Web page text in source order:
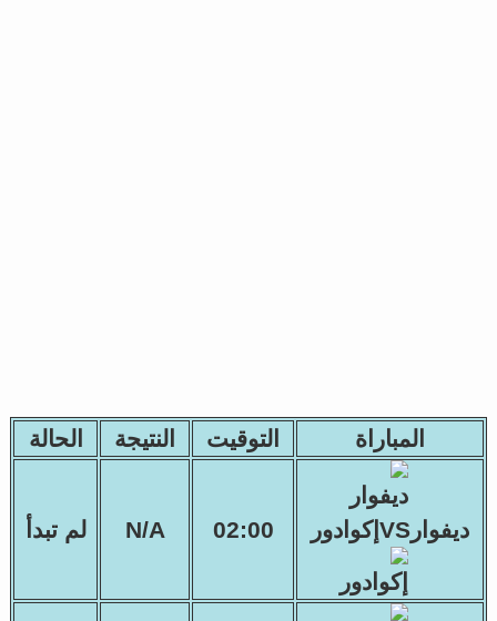
المباراة التوقيت النتيجة الحالة
ديفوارVSإكوادور 02:00
N/A لم تبدأ